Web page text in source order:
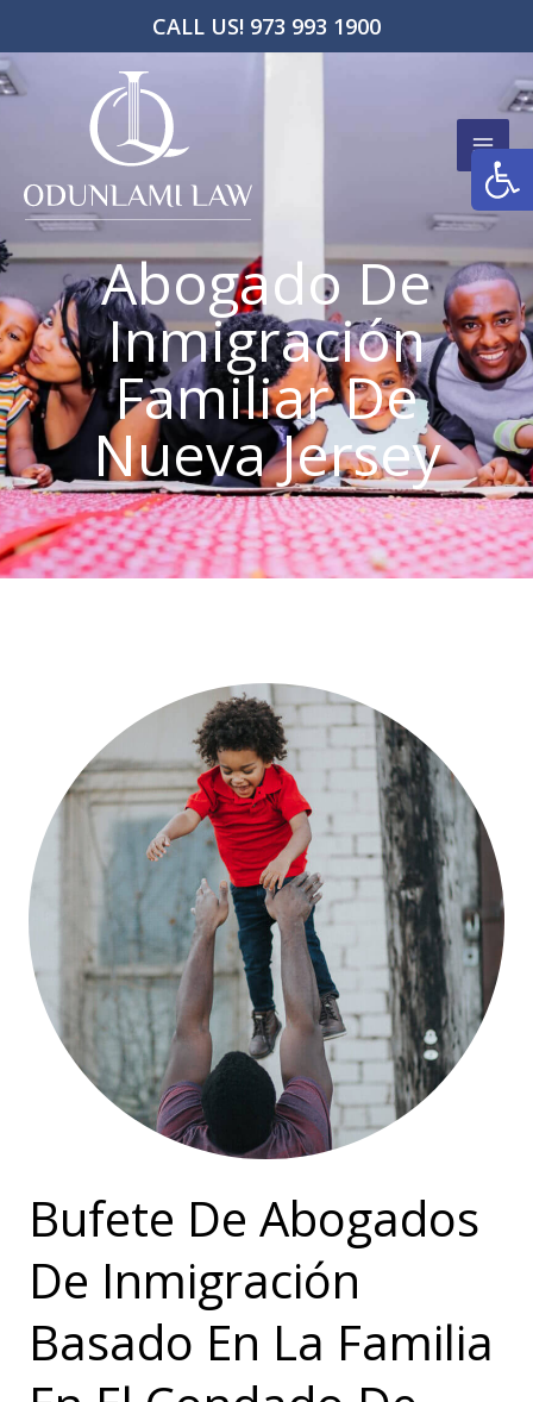
CALL US! 973 993 1900
contenido
Abogado De
Inmigración
Familiar De
Nueva Jersey
Bufete De Abogados
De Inmigración
Basado En La Familia